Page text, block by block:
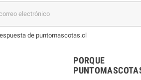
de puntomascotas.cl
PORQUE